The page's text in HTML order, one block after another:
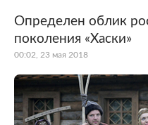
Все рубрики
Мир
Экономика
Наука и техника
Определен облик
поколения «Хаски»
00:02, 23 мая 2018